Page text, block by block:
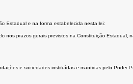
Estadual e na forma estabelecida nesta lei:
prazos gerais previstos na Constituição Estadual,
e sociedades instituídas e mantidas pelo Poder